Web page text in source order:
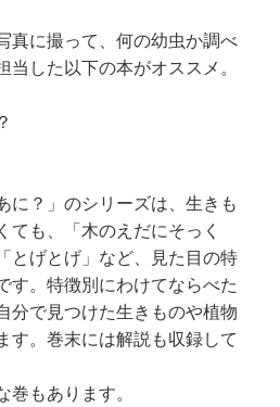
真に撮って、何の幼虫か調べ
当した以下の本がオススメ。
に？」のシリーズは、生きも
ても、「木のえだにそっく
とげとげ」など、見た目の特
す。特徴別にわけてならべた
分で見つけた生きものや植物
す。巻末には解説も収録して
もあります。